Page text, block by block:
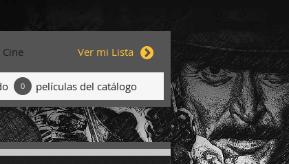
Ver mi Lista
0 películas del catálogo